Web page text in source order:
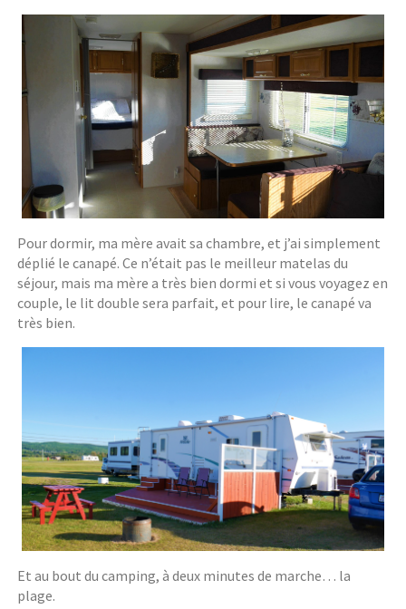
Pour dormir, ma mère avait sa chambre, et j’ai simplement
déplié le canapé. Ce n’était pas le meilleur matelas du
séjour, mais ma mère a très bien dormi et si vous voyagez en
couple, le lit double sera parfait, et pour lire, le canapé va
très bien.
Et au bout du camping, à deux minutes de marche… la
plage.